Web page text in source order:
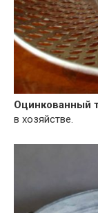
Оцинкованный
в хозяйстве.